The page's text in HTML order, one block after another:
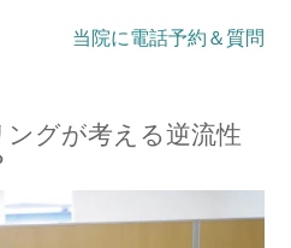
当院に電話予約＆質問
グが考える逆流性